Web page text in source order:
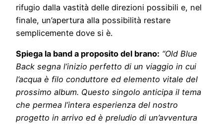
rifugio dalla vastità delle direzioni possibili e, nel
finale, un’apertura alla possibilità restare
semplicemente dove si è.
Spiega la band a proposito del brano: “Old Blue
Back segna l’inizio perfetto di un viaggio in cui
l’acqua è filo conduttore ed elemento vitale del
prossimo album. Questo singolo anticipa il tema
che permea l’intera esperienza del nostro
progetto in arrivo ed è preludio di un’avventura